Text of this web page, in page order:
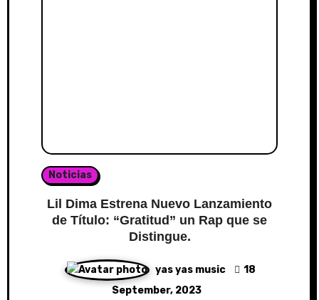
Noticias
Lil Dima Estrena Nuevo Lanzamiento
de Título: “Gratitud” un Rap que se
Distingue.
yas yas music
18
September, 2023